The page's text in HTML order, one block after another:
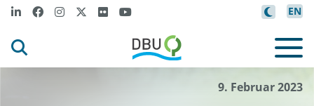
EN
9. Februar 2023